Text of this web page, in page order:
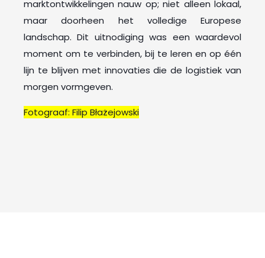
marktontwikkelingen nauw op; niet alleen lokaal,
maar doorheen het volledige Europese
landschap. Dit uitnodiging was een waardevol
moment om te verbinden, bij te leren en op één
lijn te blijven met innovaties die de logistiek van
morgen vormgeven.
Fotograaf: Filip Błażejowski